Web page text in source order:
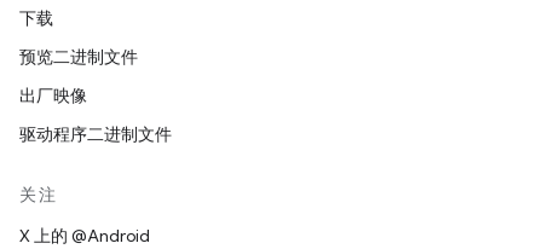
下载
预览二进制文件
出厂映像
驱动程序二进制文件
关注
X 上的 @Android